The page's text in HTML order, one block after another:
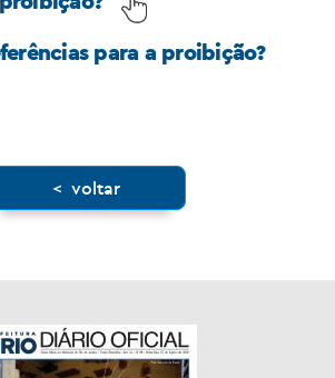
para a proibição?
< voltar